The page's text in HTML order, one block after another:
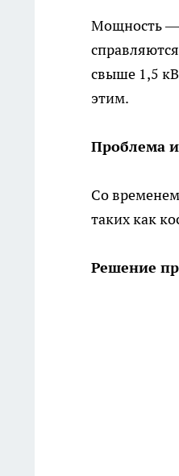
Мощность —
свыше 1,5
этим.
Проблема
Со
таких как
Решение